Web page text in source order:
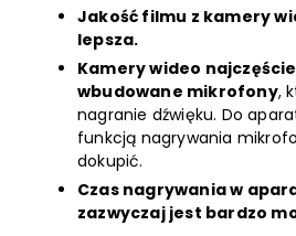
Jakość filmu z kamery
lepsza.
Kamery wideo
wbudowane mikrofony,
nagranie dźwięku. Do
funkcją nagrywania
dokupić.
Czas nagrywania w
zazwyczaj jest bardzo